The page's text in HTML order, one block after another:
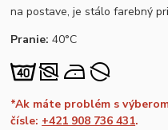
na postave, je stálo farebný
Pranie:40°C
*Ak máte problém s
čísle: +421 908 736 431.